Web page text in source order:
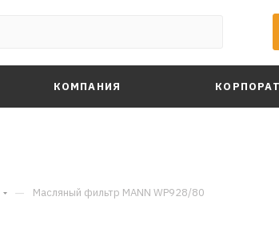
КОМПАНИЯ
— Масляный фильтр MANN WP928/80